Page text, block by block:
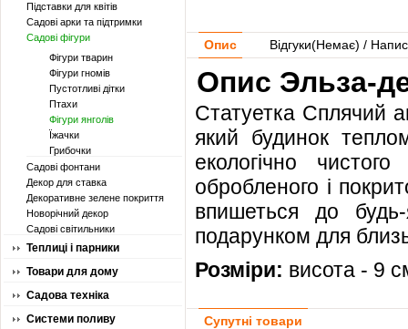
Підставки для квітів
Садові арки та підтримки
Садові фігури
Фігури тварин
Фігури гномів
Пустотливі дітки
Птахи
Фігури янголів
Їжачки
Грибочки
Садові фонтани
Декор для ставка
Декоративне зелене покриття
Новорічний декор
Садові світильники
Теплиці і парники
Товари для дому
Садова техніка
Системи поливу
Опис Відгуки(Немає) /
Опис Эльза-
Статуетка Сплячий
який будинок
екологічно
обробленого і
впишеться до
подарунком для
Розміри: висота - 9
Супутні товари